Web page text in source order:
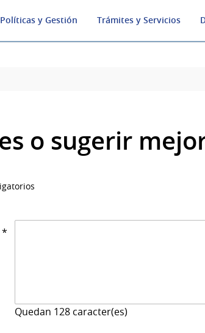
Políticas y Gestión Trámites y Servicios
o sugerir
*
Quedan 128 caracter(es)